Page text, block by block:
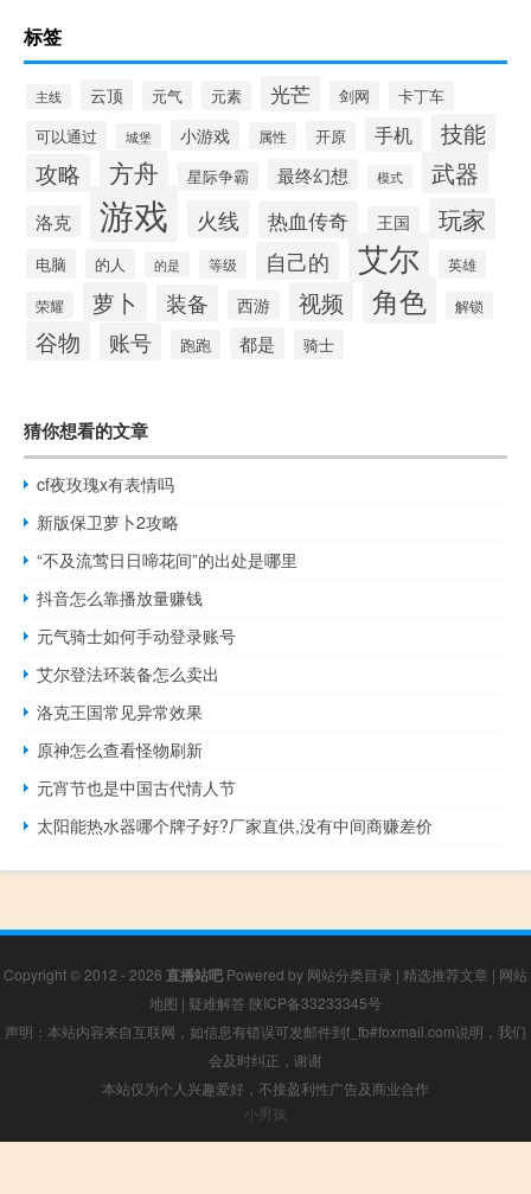
标签
主线 云顶 元气 元素 光芒 剑网
卡丁车
可以通过
城堡 小游戏 属性 开原 手机
技能
攻略
方舟 星际争霸 最终幻想 模式 武器
洛克 游戏 火线 热血传奇 王国 玩家
电脑 的人 的是 等级 自己的 艾尔 英雄
荣耀 萝卜 装备 西游 视频 角色 解锁
谷物 账号 跑跑 都是 骑士
猜你想看的文章
cf夜玫瑰x有表情吗
新版保卫萝卜2攻略
“不及流莺日日啼花间”的出处是哪里
抖音怎么靠播放量赚钱
元气骑士如何手动登录账号
艾尔登法环装备怎么卖出
洛克王国常见异常效果
原神怎么查看怪物刷新
元宵节也是中国古代情人节
太阳能热水器哪个牌子好?厂家直供,没有中间商赚差价
Copyright © 2012 - 2026 直播站吧 Powered by 网站分类目录 | 精选推荐文章 | 网站
地图 | 疑难解答 陕ICP备33233345号
声明：本站内容来自互联网，如信息有错误可发邮件到f_fb#foxmail.com说明，我们
会及时纠正，谢谢
本站仅为个人兴趣爱好，不接盈利性广告及商业合作
小男孩